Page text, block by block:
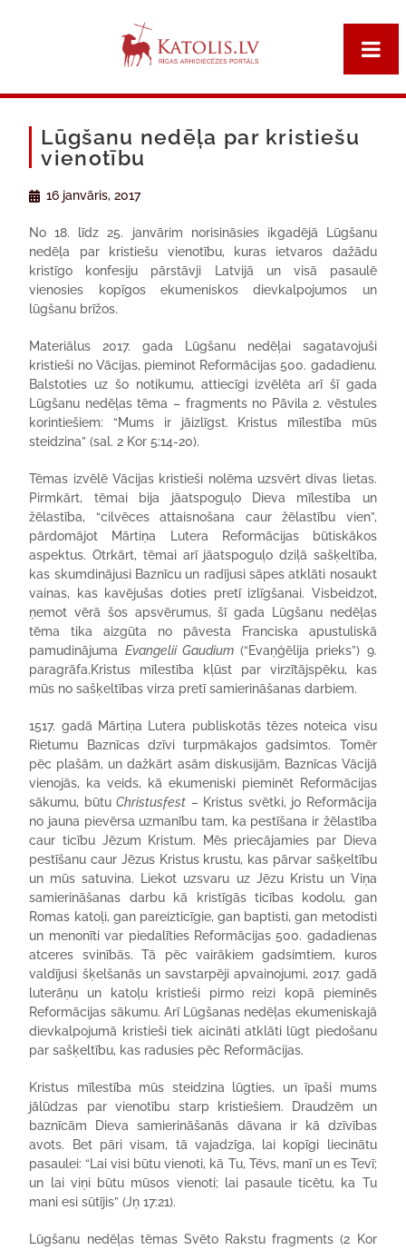
Lūgšanu nedēļa par kristiešu
vienotību
16 janvāris, 2017
No 18. līdz 25. janvārim norisināsies ikgadējā Lūgšanu
nedēļa par kristiešu vienotību, kuras ietvaros dažādu
kristīgo konfesiju pārstāvji Latvijā un visā pasaulē
vienosies kopīgos ekumeniskos dievkalpojumos un
lūgšanu brīžos.
Materiālus 2017. gada Lūgšanu nedēļai sagatavojuši
kristieši no Vācijas, pieminot Reformācijas 500. gadadienu.
Balstoties uz šo notikumu, attiecīgi izvēlēta arī šī gada
Lūgšanu nedēļas tēma – fragments no Pāvila 2. vēstules
korintiešiem: “Mums ir jāizlīgst. Kristus mīlestība mūs
steidzina” (sal. 2 Kor 5:14-20).
Tēmas izvēlē Vācijas kristieši nolēma uzsvērt divas lietas.
Pirmkārt, tēmai bija jāatspoguļo Dieva mīlestība un
žēlastība, “cilvēces attaisnošana caur žēlastību vien”,
pārdomājot Mārtiņa Lutera Reformācijas būtiskākos
aspektus. Otrkārt, tēmai arī jāatspoguļo dziļā sašķeltība,
kas skumdinājusi Baznīcu un radījusi sāpes atklāti nosaukt
vainas, kas kavējušas doties pretī izlīgšanai. Visbeidzot,
ņemot vērā šos apsvērumus, šī gada Lūgšanu nedēļas
tēma tika aizgūta no pāvesta Franciska apustuliskā
pamudinājuma Evangelii Gaudium(“Evaņģēlija prieks”) 9.
paragrāfa.Kristus mīlestība kļūst par virzītājspēku, kas
mūs no sašķeltības virza pretī samierināšanas darbiem.
1517. gadā Mārtiņa Lutera publiskotās tēzes noteica visu
Rietumu Baznīcas dzīvi turpmākajos gadsimtos. Tomēr
pēc plašām, un dažkārt asām diskusijām, Baznīcas Vācijā
vienojās, ka veids, kā ekumeniski pieminēt Reformācijas
sākumu, būtuChristusfest – Kristus svētki, jo Reformācija
no jauna pievērsa uzmanību tam, ka pestīšana ir žēlastība
caur ticību Jēzum Kristum. Mēs priecājamies par Dieva
pestīšanu caur Jēzus Kristus krustu, kas pārvar sašķeltību
un mūs satuvina. Liekot uzsvaru uz Jēzu Kristu un Viņa
samierināšanas darbu kā kristīgās ticības kodolu, gan
Romas katoļi, gan pareizticīgie, gan baptisti, gan metodisti
un menonīti var piedalīties Reformācijas 500. gadadienas
atceres svinībās. Tā pēc vairākiem gadsimtiem, kuros
valdījusi šķelšanās un savstarpēji apvainojumi, 2017. gadā
luterāņu un katoļu kristieši pirmo reizi kopā pieminēs
Reformācijas sākumu. Arī Lūgšanas nedēļas ekumeniskajā
dievkalpojumā kristieši tiek aicināti atklāti lūgt piedošanu
par sašķeltību, kas radusies pēc Reformācijas.
Kristus mīlestība mūs steidzina lūgties, un īpaši mums
jālūdzas par vienotību starp kristiešiem. Draudzēm un
baznīcām Dieva samierināšanās dāvana ir kā dzīvības
avots. Bet pāri visam, tā vajadzīga, lai kopīgi liecinātu
pasaulei: “Lai visi būtu vienoti, kā Tu, Tēvs, manī un es Tevī;
un lai viņi būtu mūsos vienoti; lai pasaule ticētu, ka Tu
mani esi sūtījis” (Jņ 17:21).
Lūgšanu nedēļas tēmas Svēto Rakstu fragments (2 Kor